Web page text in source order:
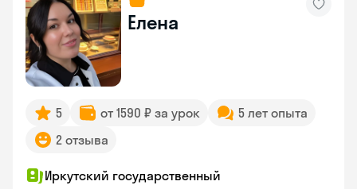
Елена
5 от 1590 ₽ за урок
5 лет опыта
2 отзыва
Иркутский государственный